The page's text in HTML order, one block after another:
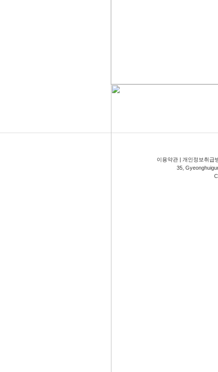
이용약관 | 개인정보취급
35,